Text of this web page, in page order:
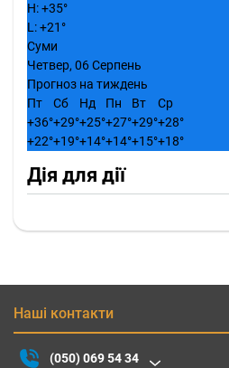
H:+35°
L:+21°
Суми
Четвер, 06 Серпень
Прогноз на тиждень
Пт
Сб Нд Пн Вт
Ср
+36°+29°+25°+27°+29°+28°
+22°+19°+14°+14°+15°+18°
Дія для дії
Наші контакти
(050) 069 54 34